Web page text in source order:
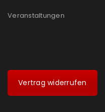
Veranstaltungen
Vertrag widerrufen